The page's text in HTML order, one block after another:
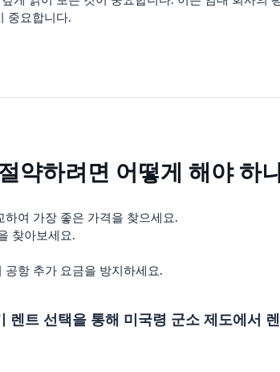
중요합니다.
약하려면 어떻게 해야 하
여 가장 좋은 가격을 찾으세요.
찾아보세요.
항 추가 요금을 방지하세요.
트 선택을 통해 미국령 군소 제도에서